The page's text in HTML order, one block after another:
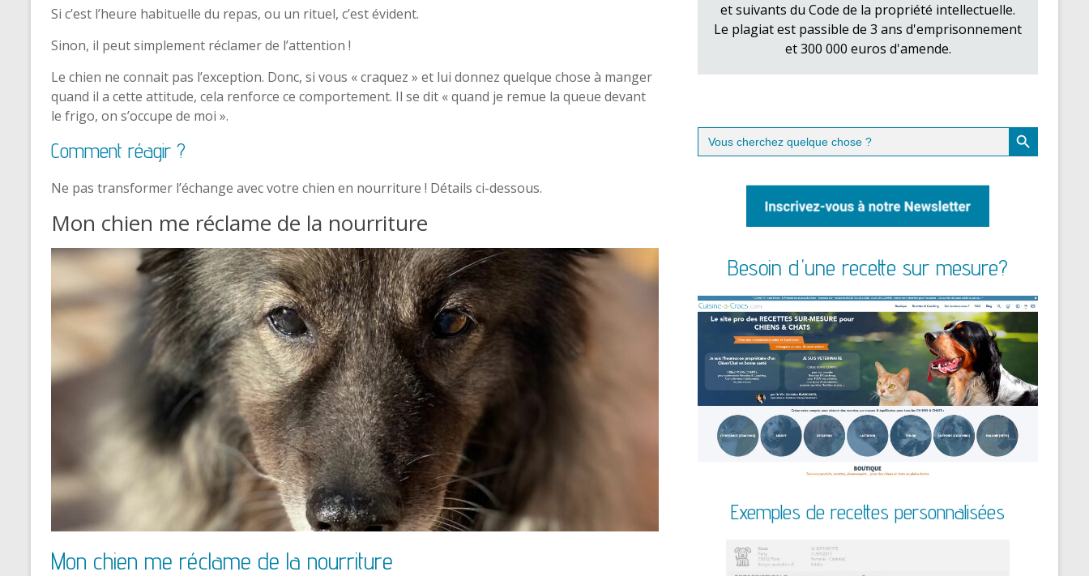
Si c’est l’heure habituelle du repas, ou un rituel, c’est évident.
Sinon, il peut simplement réclamer de l’attention !
Le chien ne connait pas l’exception. Donc, si vous « craquez » et lui donnez quelque chose à manger
quand il a cette attitude, cela renforce ce comportement. Il se dit « quand je remue la queue devant
le frigo, on s’occupe de moi ».
Comment réagir ?
Ne pas transformer l’échange avec votre chien en nourriture ! Détails ci-dessous.
Mon chien me réclame de la nourriture
Mon chien me réclame de la nourriture
et suivants du Code de la propriété intellectuelle.
Le plagiat est passible de 3 ans d'emprisonnement
et 300 000 euros d'amende.
Search
for:
Search Button
Besoin d'une recette sur mesure?
Exemples de recettes personnalisées